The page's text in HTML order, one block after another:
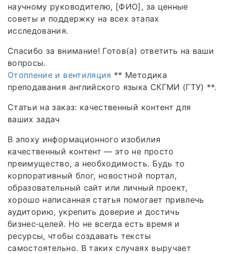
научному руководителю, [ФИО], за ценные
советы и поддержку на всех этапах
исследования.
Спасибо за внимание! Готов(а) ответить на ваши
вопросы.
Отопление и вентиляция ** Методика
преподавания английского языка СКГМИ (ГТУ) **.
Статьи на заказ: качественный контент для
ваших задач
В эпоху информационного изобилия
качественный контент — это не просто
преимущество, а необходимость. Будь то
корпоративный блог, новостной портал,
образовательный сайт или личный проект,
хорошо написанная статья помогает привлечь
аудиторию, укрепить доверие и достичь
бизнес‑целей. Но не всегда есть время и
ресурсы, чтобы создавать тексты
самостоятельно. В таких случаях выручает